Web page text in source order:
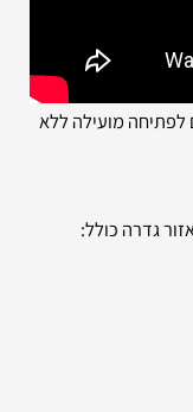
לפתיחה מועילה ללא
גדרה כולל: